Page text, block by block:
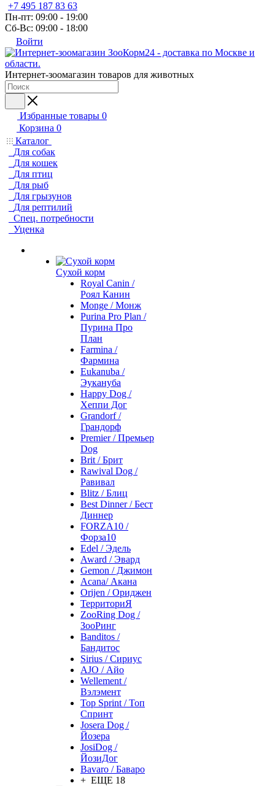
+7 495 187 83 63
Пн-пт: 09:00 - 19:00
Сб-Вс: 09:00 - 18:00
Войти
Интернет-зоомагазин товаров для животных
Избранные товары 0
Корзина 0
Каталог
Для собак
Для кошек
Для птиц
Для рыб
Для грызунов
Для рептилий
Спец. потребности
Уценка
Сухой корм
Royal Canin /
Роял Канин
Monge / Монж
Purina Pro Plan /
Пурина Про
План
Farmina /
Фармина
Eukanuba /
Эукануба
Happy Dog /
Хеппи Дог
Grandorf /
Грандорф
Premier / Премьер
Dog
Brit / Брит
Rawival Dog /
Равивал
Blitz / Блиц
Best Dinner / Бест
Диннер
FORZA10 /
Форза10
Edel / Эдель
Award / Эвард
Gemon / Джимон
Acana/ Акана
Orijen / Ориджен
ТерриториЯ
ZooRing Dog /
ЗооРинг
Banditos /
Бандитос
Sirius / Сириус
AJO / Айо
Wellement /
Вэлэмент
Top Sprint / Топ
Спринт
Josera Dog /
Йозера
JosiDog /
ЙозиДог
Bavaro / Баваро
+ ЕЩЕ 18